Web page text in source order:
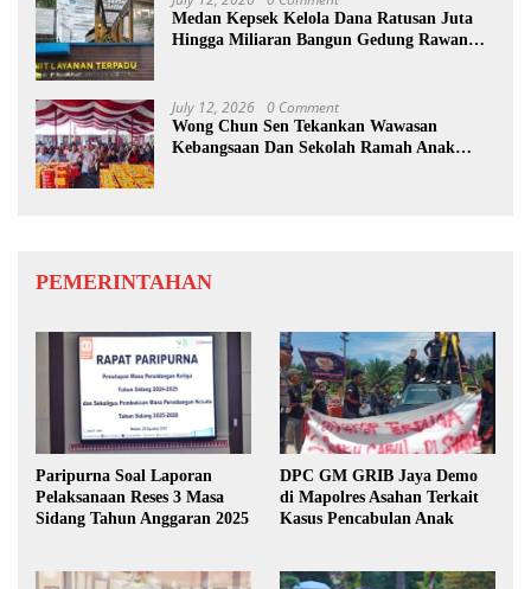
Medan Kepsek Kelola Dana Ratusan Juta
Hingga Miliaran Bangun Gedung Rawan
July 12, 2026 0 Comment
Wong Chun Sen Tekankan Wawasan
Kebangsaan Dan Sekolah Ramah Anak
PEMERINTAHAN
Paripurna Soal Laporan
Pelaksanaan Reses 3 Masa
Sidang Tahun Anggaran 2025
DPC GM GRIB Jaya Demo
di Mapolres Asahan Terkait
Kasus Pencabulan Anak